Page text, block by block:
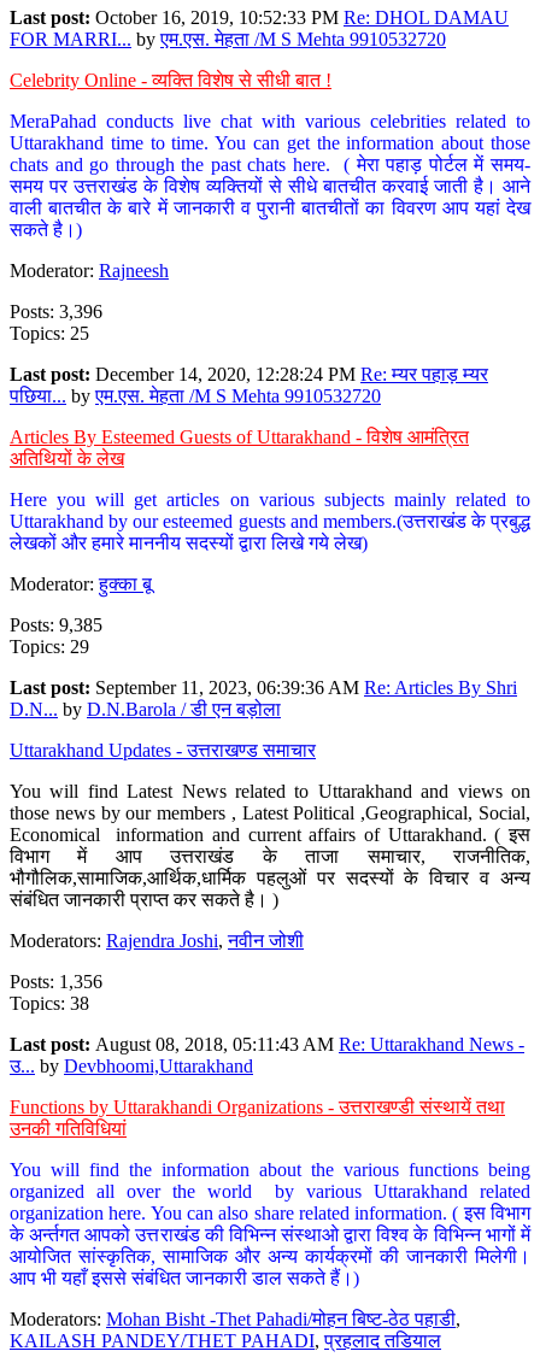
Last post: October 16, 2019, 10:52:33 PM Re: DHOL DAMAU
FOR MARRI... byएम.एस. मेहता /M S Mehta 9910532720
Celebrity Online - व्यक्ति विशेष से सीधी बात !
MeraPahad conducts live chat with various celebrities related to
Uttarakhand time to time. You can get the information about those
chats and go through the past chats here. ( मेरा पहाड़ पोर्टल में समय-
समय पर उत्तराखंड के विशेष व्यक्तियों से सीधे बातचीत करवाई जाती है। आने
वाली बातचीत के बारे में जानकारी व पुरानी बातचीतों का विवरण आप यहां देख
सकते है।)
Moderator: Rajneesh
Posts: 3,396
Topics: 25
Last post: December 14, 2020, 12:28:24 PM Re: म्यर पहाड़ म्यर
पछिया... byएम.एस. मेहता /M S Mehta 9910532720
Articles By Esteemed Guests of Uttarakhand - विशेष आमंत्रित
अतिथियों के लेख
Here you will get articles on various subjects mainly related to
Uttarakhand by our esteemed guests and members.(उत्तराखंड के प्रबुद्ध
लेखकों और हमारे माननीय सदस्यों द्वारा लिखे गये लेख)
Moderator:हुक्का बू
Posts: 9,385
Topics: 29
Last post: September 11, 2023, 06:39:36 AM Re: Articles By Shri
D.N... by D.N.Barola / डी एन बड़ोला
Uttarakhand Updates - उत्तराखण्ड समाचार
You will find Latest News related to Uttarakhand and views on
those news by our members , Latest Political ,Geographical, Social,
Economical information and current affairs of Uttarakhand. ( इस
विभाग में आप उत्तराखंड के ताजा समाचार, राजनीतिक,
भौगौलिक,सामाजिक,आर्थिक,धार्मिक पहलुओं पर सदस्यों के विचार व अन्य
संबंधित जानकारी प्राप्त कर सकते है। )
Moderators: Rajendra Joshi,नवीन जोशी
Posts: 1,356
Topics: 38
Last post: August 08, 2018, 05:11:43 AM Re: Uttarakhand News -
उ... by Devbhoomi,Uttarakhand
Functions by Uttarakhandi Organizations - उत्तराखण्डी संस्थायें तथा
उनकी गतिविधियां
You will find the information about the various functions being
organized all over the world by various Uttarakhand related
organization here. You can also share related information. ( इस विभाग
के अर्न्तगत आपको उत्तराखंड की विभिन्न संस्थाओ द्वारा विश्व के विभिन्न भागों में
आयोजित सांस्कृतिक, सामाजिक और अन्य कार्यक्रमों की जानकारी मिलेगी।
आप भी यहाँ इससे संबंधित जानकारी डाल सकते हैं।)
Moderators: Mohan Bisht -Thet Pahadi/मोहन बिष्ट-ठेठ पहाडी,
KAILASH PANDEY/THET PAHADI,प्रहलाद तडियाल